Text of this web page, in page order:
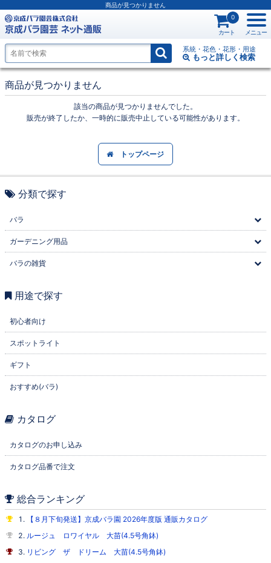
商品が見つかりません
系統・花色・花形・用途
もっと詳しく検索
カート
0
メニュー
商品が見つかりません
該当の商品が見つかりませんでした。
販売が終了したか、一時的に販売中止している可能性があります。
トップページ
分類で探す
バラ
ガーデニング用品
バラの雑貨
用途で探す
初心者向け
スポットライト
ギフト
おすすめ(バラ)
カタログ
カタログのお申し込み
カタログ品番で注文
総合ランキング
【８月下旬発送】京成バラ園 2026年度版 通販カタログ
ルージュ ロワイヤル 大苗(4.5号角鉢)
リビング ザ ドリーム 大苗(4.5号角鉢)